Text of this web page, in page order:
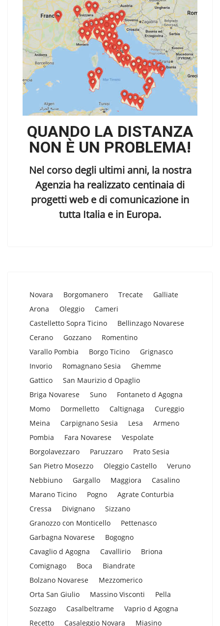
QUANDO LA DISTANZA
NON È UN PROBLEMA!
Nel corso degli ultimi anni, la nostra
Agenzia ha realizzato centinaia di
progetti web e di comunicazione in
tutta Italia e in Europa.
Novara Borgomanero Trecate
Galliate
Arona
Oleggio
Cameri
Castelletto Sopra Ticino
Bellinzago Novarese
Cerano
Gozzano
Romentino
Varallo Pombia
Borgo Ticino
Grignasco
Invorio
Romagnano Sesia
Ghemme
Gattico
San Maurizio d Opaglio
Briga Novarese
Suno
Fontaneto d Agogna
Momo
Dormelletto Caltignaga
Cureggio
Meina
Carpignano Sesia Lesa
Armeno
Pombia
Fara Novarese
Vespolate
Borgolavezzaro
Paruzzaro
Prato Sesia
San Pietro Mosezzo
Oleggio Castello
Veruno
Nebbiuno
Gargallo Maggiora
Casalino
Marano Ticino
Pogno
Agrate Conturbia
Cressa
Divignano
Sizzano
Granozzo con Monticello
Pettenasco
Garbagna Novarese
Bogogno
Cavaglio d Agogna
Cavallirio
Briona
Comignago
Boca
Biandrate
Bolzano Novarese
Mezzomerico
Orta San Giulio
Massino Visconti
Pella
Sozzago
Casalbeltrame
Vaprio d Agogna
Recetto
Casaleggio Novara Miasino